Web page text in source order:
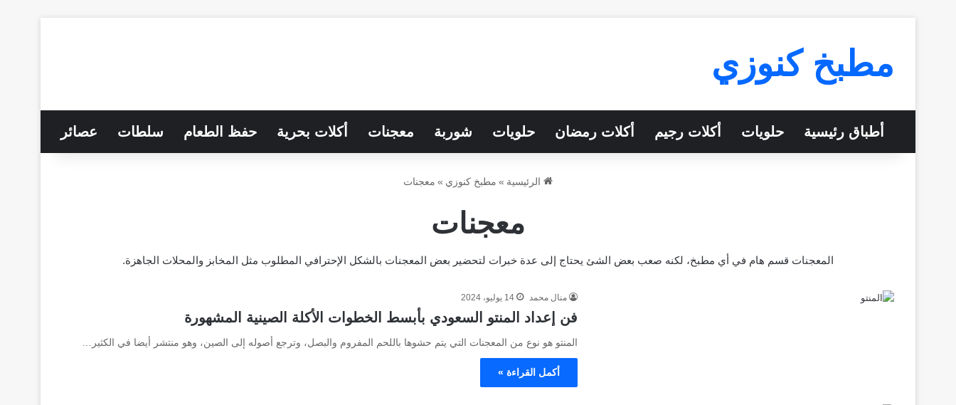
مطبخ كنوزي
أطباق رئيسية حلويات أكلات رجيم أكلات رمضان حلويات شوربة معجنات أكلات بحرية حفظ الطعام سلطات عصائر
الرئيسية » مطبخ كنوزي » معجنات
معجنات
المعجنات قسم هام في أي مطبخ، لكنه صعب بعض الشئ يحتاج إلى عدة خبرات لتحضير بعض المعجنات بالشكل الإحترافي المطلوب مثل المخابز والمحلات الجاهزة.
منال محمد 14 يوليو، 2024
فن إعداد المنتو السعودي بأبسط الخطوات الأكلة الصينية المشهورة
المنتو هو نوع من المعجنات التي يتم حشوها باللحم المفروم والبصل، وترجع أصوله إلى الصين، وهو منتشر أيضا في الكثير…
أكمل القراءة »